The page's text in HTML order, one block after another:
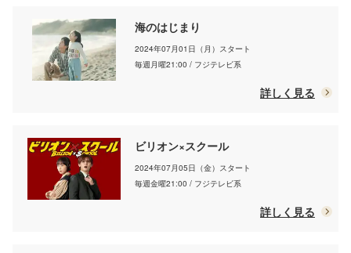
海のはじまり
2024年07月01日（月）スタート
毎週月曜21:00 / フジテレビ系
詳しく見る
ビリオン×スクール
2024年07月05日（金）スタート
毎週金曜21:00 / フジテレビ系
詳しく見る